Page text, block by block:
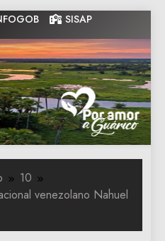
SISAP
Gobernacion
de Guarico
Gobernacion de Guarico
10
venezolano Nahuel